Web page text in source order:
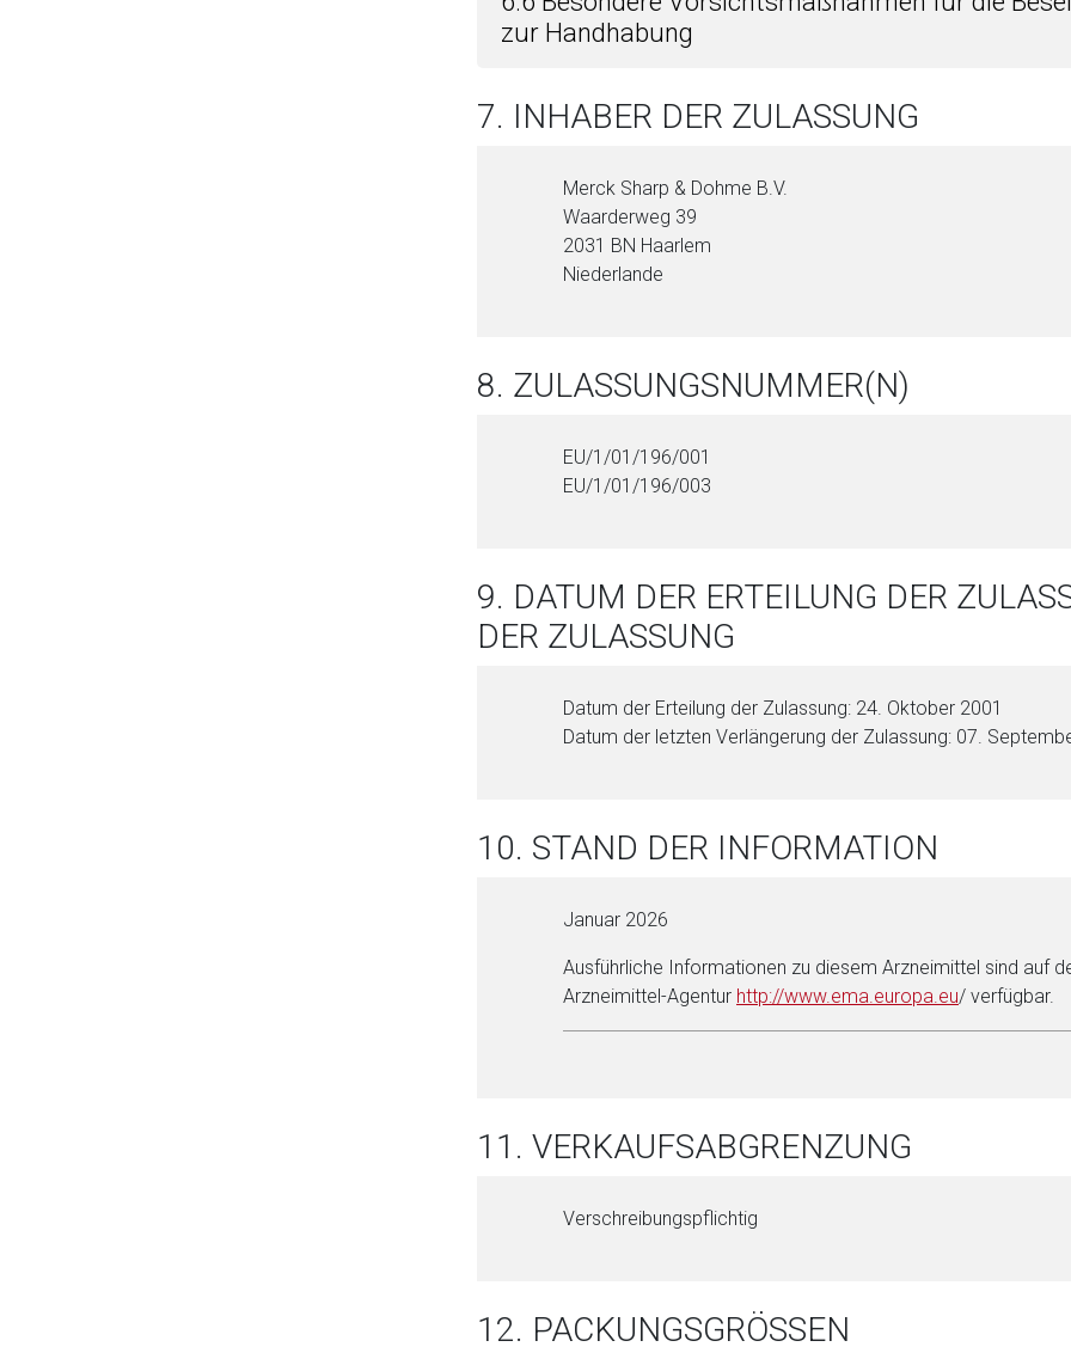
zur Handhabung
7. INHABER DER ZULASSUNG
Merck Sharp & Dohme B.V.
Waarderweg 39
2031 BN Haarlem
Niederlande
8. ZULASSUNGSNUMMER(N)
EU/1/01/196/001
EU/1/01/196/003
9. DATUM DER ERTEILUNG DER
DER ZULASSUNG
Datum der Erteilung der Zulassung: 24. Oktober 2001
Datum der letzten Verlängerung der Zulassung: 07.
10. STAND DER INFORMATION
Januar 2026
Ausführliche Informationen zu diesem Arzneimittel sind auf
Arzneimittel-Agentur http://www.ema.eu­ropa.eu/ verfügbar.
11. VERKAUFSABGRENZUNG
Verschreibungspflichtig
12. PACKUNGSGRÖSSEN